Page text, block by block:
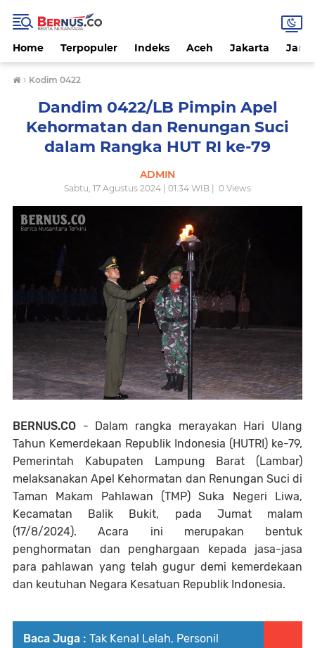
Home Terpopuler Indeks Aceh Jakarta
› Kodim 0422
Dandim 0422/LB Pimpin Apel
Kehormatan dan Renungan Suci
dalam Rangka HUT RI ke-79
ADMIN
Sabtu, 17 Agustus 2024 | 01.34 WIB | 0 Views
BERNUS.CO - Dalam rangka merayakan Hari Ulang
Tahun Kemerdekaan Republik Indonesia (HUTRI) ke-79,
Pemerintah Kabupaten Lampung Barat (Lambar)
melaksanakan Apel Kehormatan dan Renungan Suci di
Taman Makam Pahlawan (TMP) Suka Negeri Liwa,
Kecamatan Balik Bukit, pada Jumat malam
(17/8/2024). Acara ini merupakan bentuk
penghormatan dan penghargaan kepada jasa-jasa
para pahlawan yang telah gugur demi kemerdekaan
dan keutuhan Negara Kesatuan Republik Indonesia.
Baca Juga : Tak Kenal Lelah, Personil